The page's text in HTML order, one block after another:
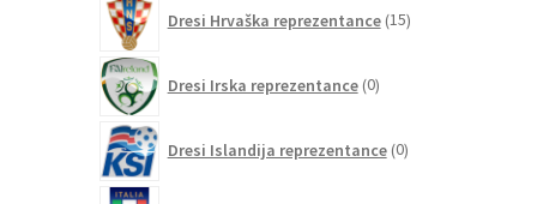
Dresi Hrvaška reprezentance 15izdelkov
Dresi Irska reprezentance 0izdelkov
Dresi Islandija reprezentance 0izdelkov